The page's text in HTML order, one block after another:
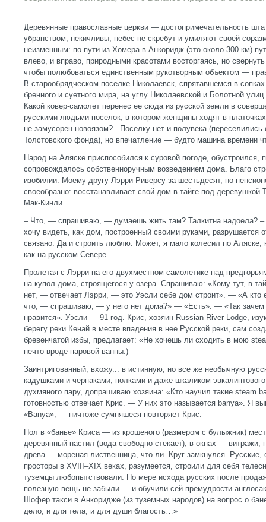
Деревянные православные церкви — достопримечательность
убранством, некичливы, небес не скребут и умиляют своей
неизменным: по пути из Хомера в Анкоридж (это около 300 км)
влево, и вправо, природными красотами восторгаясь, но
чтобы полюбоваться единственным рукотворным объектом —
В старообрядческом поселке Николаевск, спрятавшемся в
бренного и суетного мира, на углу Николаевской и Болотной
Какой ковер-самолет перенес ее сюда из русской земли в
русскими людьми поселок, в котором женщины ходят в
не замусорен новоязом?.. Поселку нет и полувека
Толстовского фонда), но впечатление — будто машина времени
Народ на Аляске приспособился к суровой погоде, обустроился,
сопровождалось cобственноручным возведением дома. Благо
изобилии. Моему другу Лэрри Риверсу за шестьдесят, но
своеобразно: восстанавливает свой дом в тайге под деревушкой
Мак-Кинли.
– Что, — спрашиваю, — думаешь жить там? Талкитна надоела?
хочу видеть, как дом, построенный своими руками, разрушается
связано. Да и строить люблю. Может, я мало колесил по Аляске,
как на русском Севере...
Пролетая с Лэрри на его двухместном самолетике над
на купол дома, строящегося у озера. Спрашиваю: «Кому тут, в
нет, — отвечает Лэрри, — это Уэсли себе дом строит». — «А
что, — спрашиваю, — у него нет дома?» — «Есть». — «Так
нравится». Уэсли — 91 год. Крис, хозяин Russian River Lodge,
берегу реки Кенай в месте впадения в нее Русской реки, сам
бревенчатой избы, предлагает: «Не хочешь ли сходить в мою
нечто вроде паровой ванны.)
Заинтригованный, вхожу... в истинную, но все же необычную
кадушками и черпаками, полками и даже шкаликом
духмяного пару, допрашиваю хозяина: «Кто научил такие steam
готовностью отвечает Крис. — У них это называется banya». Я
«Banya», — ничтоже сумняшеся повторяет Крис.
Пол в «банье» Криса — из крошеного (размером с булыжник)
деревянный настил (вода свободно стекает), в окнах — витражи,
древа — мореная лиственница, что ли. Круг замкнулся.
просторы в XVIII–XIX веках, разумеется, строили для себя
туземцы любопытствовали. По мере исхода русских после
полезную вещь не забыли — и обучили сей премудрости
Шофер такси в Анкоридже (из туземных народов) на вопрос о
дело, и для тела, и для души благость…»